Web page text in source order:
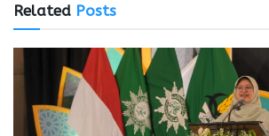
Related Posts